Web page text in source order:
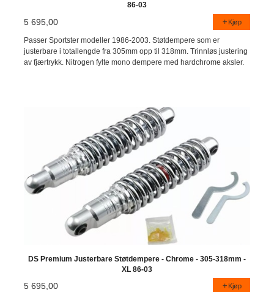
86-03
5 695,00 Kjøp
Passer Sportster modeller 1986-2003. Støtdempere som er
justerbare i totallengde fra 305mm opp til 318mm. Trinnløs justering
av fjærtrykk. Nitrogen fylte mono dempere med hardchrome aksler.
DS Premium Justerbare Støtdempere - Chrome - 305-318mm -
XL 86-03
5 695,00 Kjøp